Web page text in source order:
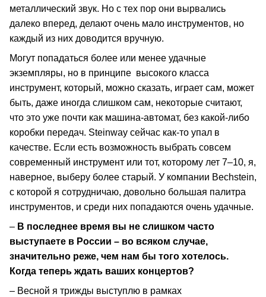
металлический звук. Но с тех пор они вырвались
далеко вперед, делают очень мало инструментов, но
каждый из них доводится вручную.
Могут попадаться более или менее удачные
экземпляры, но в принципе высокого класса
инструмент, который, можно сказать, играет сам, может
быть, даже иногда слишком сам, некоторые считают,
что это уже почти как машина-автомат, без какой-либо
коробки передач. Steinway сейчас как-то упал в
качестве. Если есть возможность выбрать совсем
современный инструмент или тот, которому лет 7–10, я,
наверное, выберу более старый. У компании Bechstein,
с которой я сотрудничаю, довольно большая палитра
инструментов, и среди них попадаются очень удачные.
– В последнее время вы не слишком часто
выступаете в России – во всяком случае,
значительно реже, чем нам бы того хотелось.
Когда теперь ждать ваших концертов?
– Весной я трижды выступлю в рамках